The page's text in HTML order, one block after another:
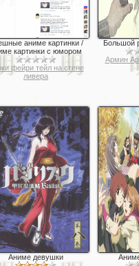
аниме картинки /
картинки с юмором
фейри тейл на стене
ливера
Большой
Армин
Аниме девушки